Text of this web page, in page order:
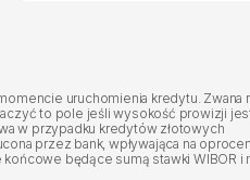
są prawa do
NIE POBIERA ŻADNYCH
w razie dojścia do transakcji.
uruchomienia kredytu.
to pole jeśli wysokość prowizji
w przypadku kredytów złotowych
przez bank, wpływająca na
będące sumą stawki WIBOR i